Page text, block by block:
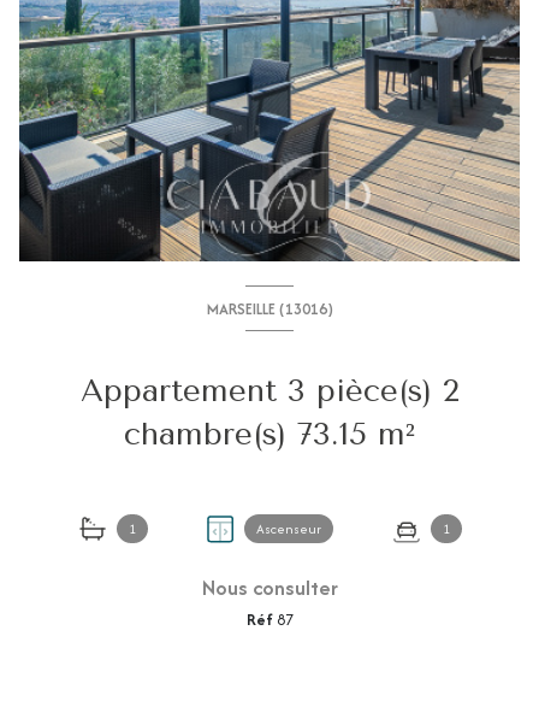
MARSEILLE (13016)
Appartement 3 pièce(s) 2
chambre(s) 73.15 m²
1 Ascenseur 1
Nous consulter
Réf 87